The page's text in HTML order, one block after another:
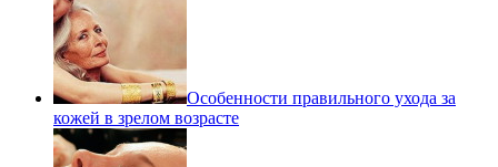
Особенности правильного ухода за
кожей в зрелом возрасте